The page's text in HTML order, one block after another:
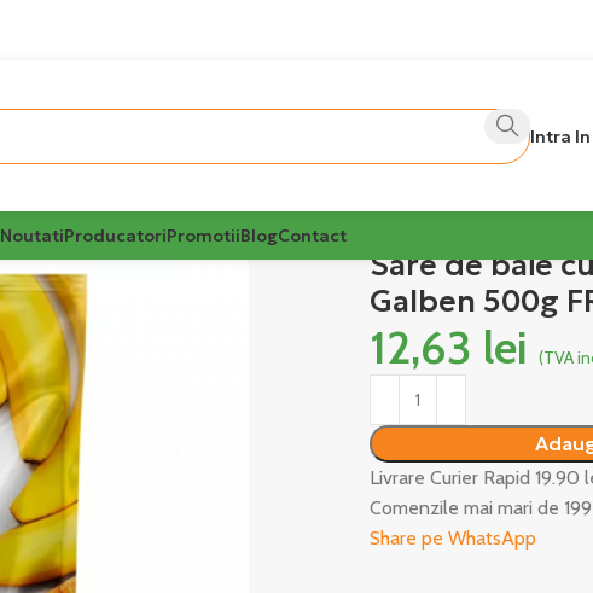
Intra
NoutatiProducatoriPromotiiBlogContact
Sare de baie
Galben 500g
12,63 lei (TVA
Alternative:
Livrare Curier Rapid
Comenzile mai mari de
Share pe WhatsApp